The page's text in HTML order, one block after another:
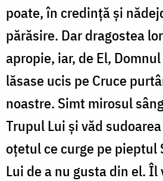
poate, în credință și
părăsire. Dar dragostea
apropie, iar, de El,
lăsase ucis pe Cruce
noastre. Simt mirosul
Trupul Lui și văd
oțetul ce curge pe pieptul
Lui de a nu gusta din el.